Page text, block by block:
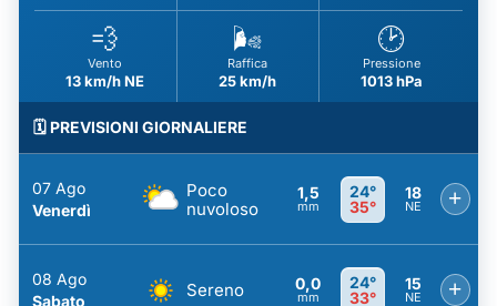
💨
Vento
13 km/h NE
🌬️
Raffica
25 km/h
🕑
Pressione
1013 hPa
🗓️ PREVISIONI GIORNALIERE
07 Ago
Venerdì
Poco
nuvoloso
1,5
mm
24°
35°
18
NE +
08 Ago
Sabato
Sereno 0,0
mm
24°
33°
15
NE +